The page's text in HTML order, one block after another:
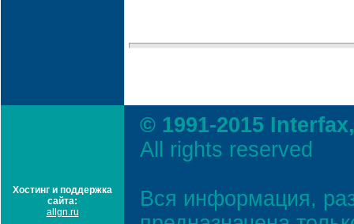
Хостинг и поддержка
сайта:
allgn.ru
© 1991-2015
All rights reserved
Вся информация,